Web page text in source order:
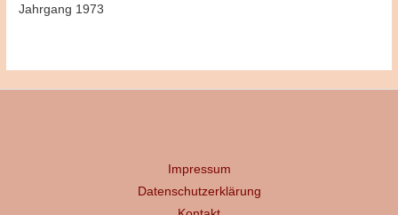
Jahrgang 1973
Impressum
Datenschutzerklärung